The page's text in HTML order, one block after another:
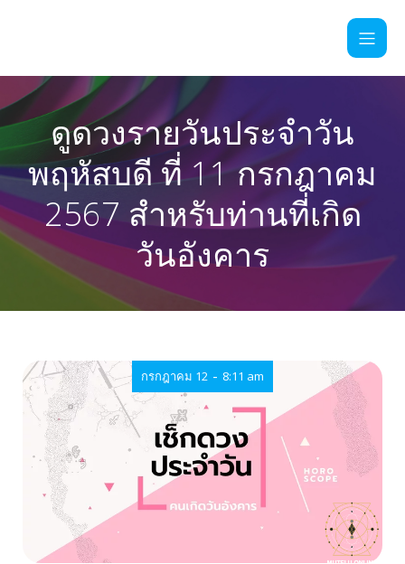
ดูดวงรายวันประจำวัน
พฤหัสบดี ที่ 11 กรกฎาคม
2567 สำหรับท่านที่เกิด
วันอังคาร
กรกฎาคม 12 - 8:11 am